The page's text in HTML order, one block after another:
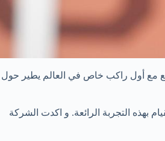
مع أول راكب خاص في العالم يطير حول
التجربة الرائعة. و اكدت الشركة